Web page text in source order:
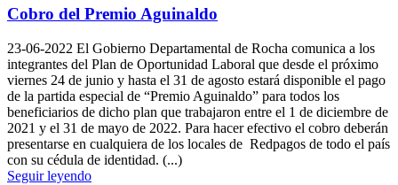
Cobro del Premio Aguinaldo
23-06-2022 El Gobierno Departamental de Rocha comunica a los
integrantes del Plan de Oportunidad Laboral que desde el próximo
viernes 24 de junio y hasta el 31 de agosto estará disponible el pago
de la partida especial de “Premio Aguinaldo” para todos los
beneficiarios de dicho plan que trabajaron entre el 1 de diciembre de
2021 y el 31 de mayo de 2022. Para hacer efectivo el cobro deberán
presentarse en cualquiera de los locales de Redpagos de todo el país
con su cédula de identidad. (...)
Seguir leyendo